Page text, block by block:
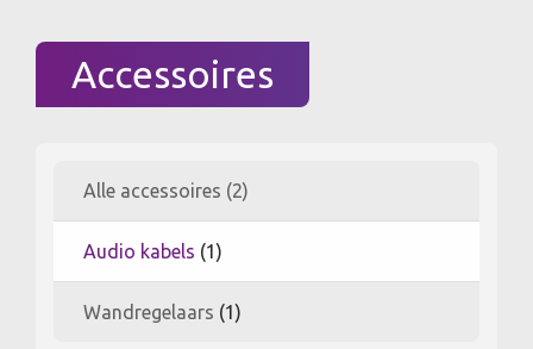
Accessoires
Alle accessoires (2)
Audio kabels (1)
Wandregelaars (1)